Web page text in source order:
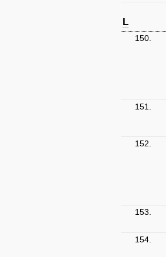
L
150.
151.
152.
153.
154.